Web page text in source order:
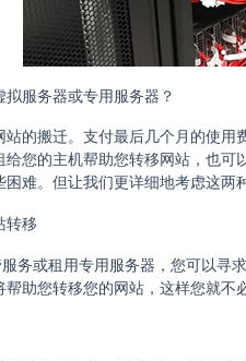
服务器或专用服务器？
的搬迁。支付最后几个月的使
您的主机帮助您转移网站，也
难。但让我们更详细地考虑这两
转移
务或租用专用服务器，您可以寻
助您转移您的网站，这样您就不